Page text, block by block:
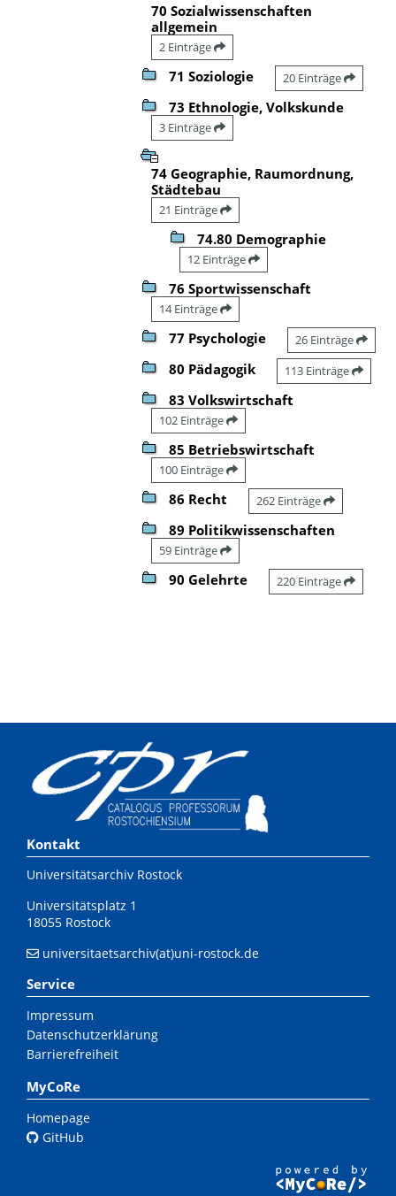
70 Sozialwissenschaften
allgemein
2 Einträge
71 Soziologie 20 Einträge
73 Ethnologie, Volkskunde
3 Einträge
74 Geographie, Raumordnung,
Städtebau
21 Einträge
74.80 Demographie
12 Einträge
76 Sportwissenschaft
14 Einträge
77 Psychologie 26 Einträge
80 Pädagogik 113 Einträge
83 Volkswirtschaft
102 Einträge
85 Betriebswirtschaft
100 Einträge
86 Recht 262 Einträge
89 Politikwissenschaften
59 Einträge
90 Gelehrte 220 Einträge
Kontakt
Universitätsarchiv Rostock
Universitätsplatz 1
18055 Rostock
universitaetsarchiv(at)uni-rostock.de
Service
Impressum
Datenschutzerklärung
Barrierefreiheit
MyCoRe
Homepage
GitHub